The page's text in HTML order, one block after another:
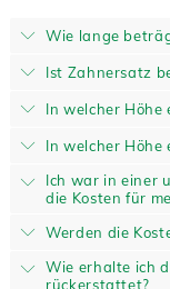
Wie lange
Ist Zahnersatz
In welcher Höhe
In welcher
Ich war in einer
die Kosten für
Werden die
Wie erhalte ich
rückerstattet?